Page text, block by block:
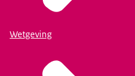
Wetgeving